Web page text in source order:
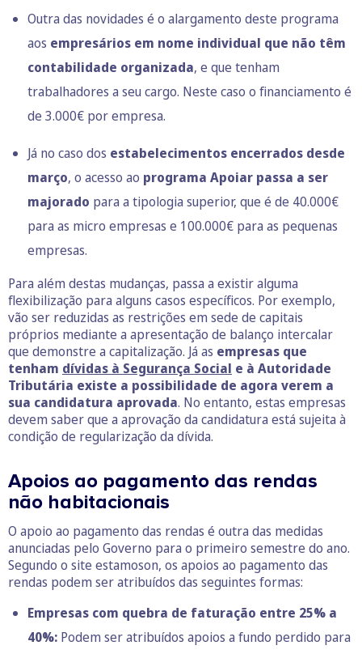
Outra das novidades é o alargamento deste programa
aos empresários em nome individual que não têm
contabilidade organizada, e que tenham
trabalhadores a seu cargo. Neste caso o financiamento é
de 3.000€ por empresa.
Já no caso dos estabelecimentos encerrados desde
março, o acesso ao programa Apoiar passa a ser
majorado para a tipologia superior, que é de 40.000€
para as micro empresas e 100.000€ para as pequenas
empresas.
Para além destas mudanças, passa a existir alguma
flexibilização para alguns casos específicos. Por exemplo,
vão ser reduzidas as restrições em sede de capitais
próprios mediante a apresentação de balanço intercalar
que demonstre a capitalização. Já as empresas que
tenham dívidas à Segurança Social e à Autoridade
Tributária existe a possibilidade de agora verem a
sua candidatura aprovada. No entanto, estas empresas
devem saber que a aprovação da candidatura está sujeita à
condição de regularização da dívida.
Apoios ao pagamento das rendas
não habitacionais
O apoio ao pagamento das rendas é outra das medidas
anunciadas pelo Governo para o primeiro semestre do ano.
Segundo o site estamoson, os apoios ao pagamento das
rendas podem ser atribuídos das seguintes formas:
Empresas com quebra de faturação entre 25% a
40%: Podem ser atribuídos apoios a fundo perdido para